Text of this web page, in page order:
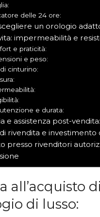
delle 24 ore:
un orologio
impermeabilità e
e praticità:
e peso:
cinturino:
e durata:
e assistenza post-vendita:
rivendita e investimento
presso rivenditori
all’acquisto
di lusso: